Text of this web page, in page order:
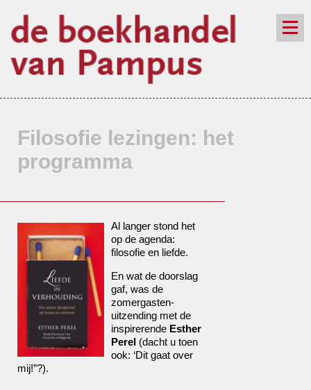
Filosofie lezingen: het
programma
Al langer stond het
op de agenda:
filosofie en liefde.
En wat de doorslag
gaf, was de
zomergasten-
uitzending met de
inspirerende Esther
Perel (dacht u toen
ook: ‘Dit gaat over
mij!”?).